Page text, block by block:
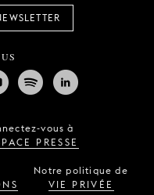
vous à
PRESSE
Notre politique de
VIE PRIVÉE